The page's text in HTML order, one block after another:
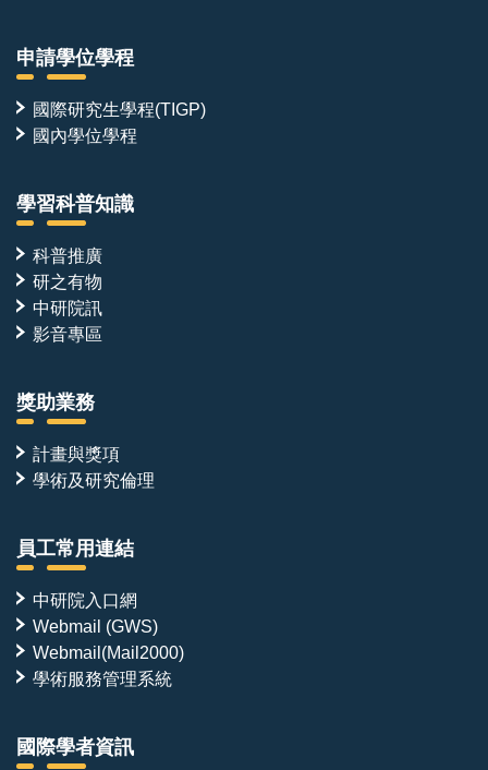
申請學位學程
國際研究生學程(TIGP)
國內學位學程
學習科普知識
科普推廣
研之有物
中研院訊
影音專區
獎助業務
計畫與獎項
學術及研究倫理
員工常用連結
中研院入口網
Webmail (GWS)
Webmail(Mail2000)
學術服務管理系統
國際學者資訊